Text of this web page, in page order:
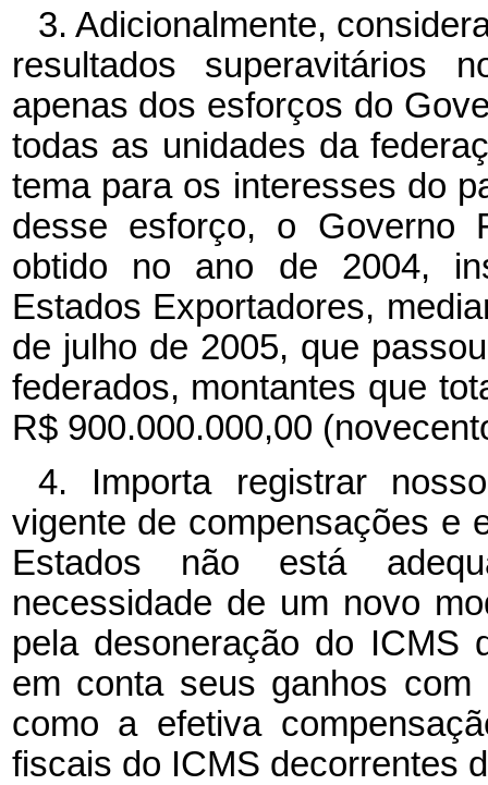
3. Adicionalmente,
resultados superavitários
apenas dos esforços do
todas as unidades da
tema para os interesses do
desse esforço, o Governo
obtido no ano de 2004,
Estados Exportadores,
de julho de 2005, que
federados, montantes que
R$ 900.000.000,00
4. Importa registrar
vigente de compensações e
Estados não está
necessidade de um novo
pela desoneração do ICMS
em conta seus ganhos
como a efetiva
fiscais do ICMS decorrentes